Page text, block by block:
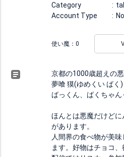
Category
Account Type
使い魔： 0
京都の1000歳超えの悪
夢喰 獏(ゆめくい ばく)
ばっくん、ばくちゃん
ほんとは悪魔だけど
があります。
人間界の食べ物が美
ます。好物はチョコ